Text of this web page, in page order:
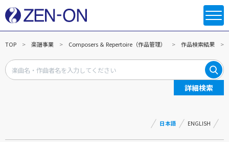
TOP 楽譜事業 Composers ＆ Repertoire（作品管理） 作品検索結果
詳細検索
日本語 ENGLISH